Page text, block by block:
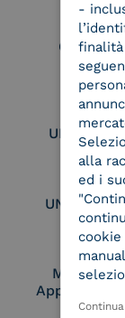
UNI EN
UNI EN
Membro
Approved
-
alla
ed i
cookie